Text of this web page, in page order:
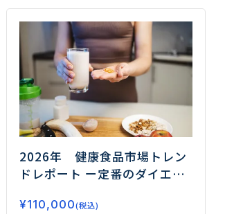
2026年 健康食品市場トレン
ドレポート ー定番のダイエッ
ア、グミサプリまでデータで
¥110,000(税込)